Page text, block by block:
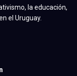
la educación,
el Uruguay.